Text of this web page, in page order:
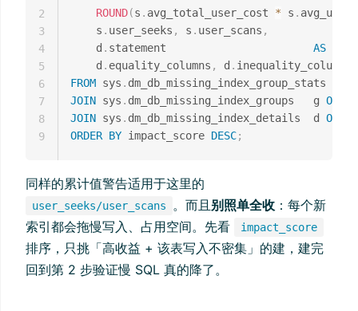
ROUND(s . avg_total_user_cost * s .
    s
. user_seeks , s . user_scans ,
    d
. statement AS
    d
. equality_columns , d . inequality_columns
FROM sys .
JOIN sys . dm_db_missing_index_groups   g ON
JOIN sys . dm_db_missing_index_details  d ON
ORDER BY impact_score DESC;
2
3
4
5
6
7
8
9
同样的累计值警告适用于这里的
user_seeks/user_scans 。而且 别照单全收 ：每个新
索引都会拖慢写入、占用空间。先看
impact_score
排序，只挑「高收益 + 该表写入不密集」的建，建完
回到第 2 步验证慢 SQL 真的降了。